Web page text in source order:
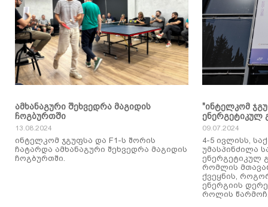
ამხანაგური შეხვედრა მაგიდის
ჩოგბურთში
13.08.2024
ინტელკომ ჯგუფსა და F1-ს შორის
ჩატარდა ამხანაგური შეხვედრა მაგიდის
ჩოგბურთში.
"ინტელკომ
ენერგეტიკულ
09.07.2024
4-5 ივლისს,
უმასპინძილა
ენერგეტიკულ
რომლის
ქვეყნის,
ენერგიის
როლის